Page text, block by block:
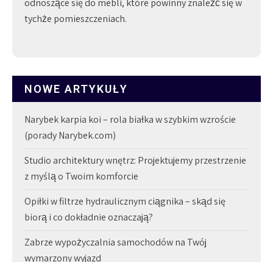
odnoszące się do mebli, które powinny znaleźć się w
tychże pomieszczeniach.
NOWE ARTYKUŁY
Narybek karpia koi – rola białka w szybkim wzroście
(porady Narybek.com)
Studio architektury wnętrz: Projektujemy przestrzenie
z myślą o Twoim komforcie
Opiłki w filtrze hydraulicznym ciągnika – skąd się
biorą i co dokładnie oznaczają?
Zabrze wypożyczalnia samochodów na Twój
wymarzony wyjazd